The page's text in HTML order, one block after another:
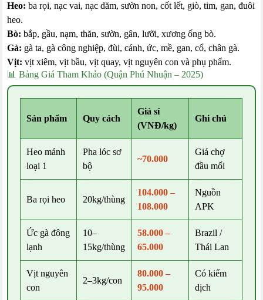
Heo: ba rọi, nạc vai, nạc dăm, sườn non, cốt lết, giò, tim, gan, đuôi
heo.
Bò: bắp, gầu, nạm, thăn, sườn, gân, lưỡi, xương ống bò.
Gà: gà ta, gà công nghiệp, đùi, cánh, ức, mề, gan, cổ, chân gà.
Vịt: vịt xiêm, vịt bầu, vịt quay, vịt nguyên con và phụ phẩm.
📊 Bảng Giá Tham Khảo (Quận Phú Nhuận – 2025)
Sản phẩm Quy cách
Giá sỉ
(VNĐ/kg)
Ghi chú
Heo mảnh
loại 1
Pha lóc sơ
bộ
~70.000
Giá chợ
đầu mối
Ba rọi heo 20kg/thùng
104.000 –
108.000
Nguồn
APK
Ức gà đông
lạnh
10–
15kg/thùng
58.000 –
65.000
Brazil /
Thái Lan
Vịt nguyên
con
2–3kg/con
80.000 –
95.000
Có kiểm
dịch